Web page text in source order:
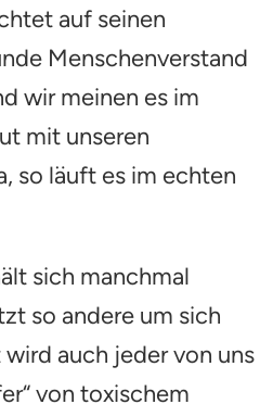
auf seinen
Menschenverstand
wir meinen es im
mit unseren
so läuft es im echten
sich manchmal
so andere um sich
auch jeder von uns
von toxischem